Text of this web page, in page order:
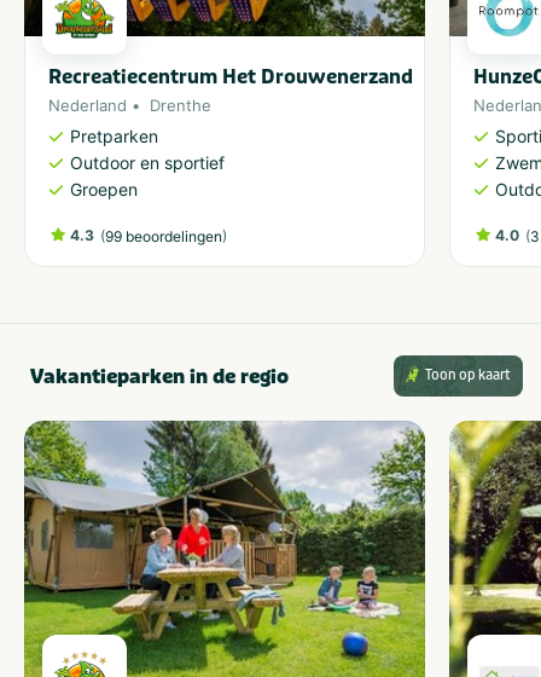
Recreatiecentrum Het Drouwenerzand
Nederland Drenthe
Pretparken
Outdoor en sportief
Groepen
4.3 (99 beoordelingen) 4.0 (
Vakantieparken in de regio Toon op kaart